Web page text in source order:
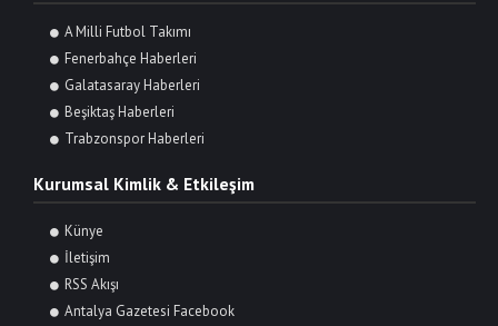
A Milli Futbol Takımı
Fenerbahçe Haberleri
Galatasaray Haberleri
Beşiktaş Haberleri
Trabzonspor Haberleri
Kurumsal Kimlik & Etkileşim
Künye
İletişim
RSS Akışı
Antalya Gazetesi Facebook